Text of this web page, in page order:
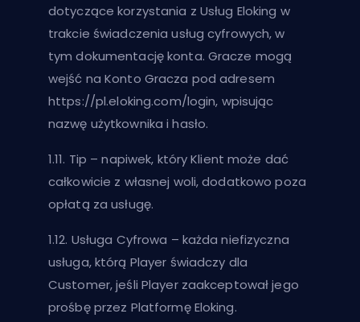
dotyczące korzystania z Usług Eloking w
trakcie świadczenia usług cyfrowych, w
tym dokumentację konta. Gracze mogą
wejść na Konto Gracza pod adresem
https://pl.eloking.com/login, wpisując
nazwę użytkownika i hasło.
1.11. Tip – napiwek, który Klient może dać
całkowicie z własnej woli, dodatkowo poza
opłatą za usługę.
1.12. Usługa Cyfrowa – każda niefizyczna
usługa, którą Player świadczy dla
Customer, jeśli Player zaakceptował jego
prośbę przez Platformę Eloking.